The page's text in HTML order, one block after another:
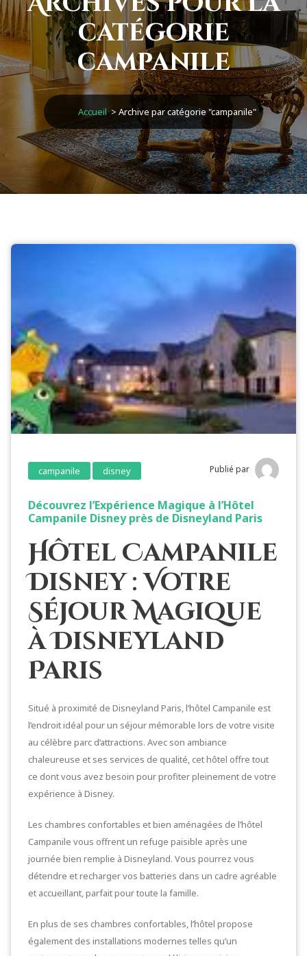
catégorie
campanile
Accueil> Archive par catégorie "campanile"
campanile disney Publié par
Découvrez l’Expérience Magique à l’Hôtel
Campanile Disney près de Disneyland Paris
Hôtel Campanile
Disney : Votre
Séjour Magique
à Disneyland
Paris
Situé à proximité de Disneyland Paris, l’hôtel Campanile est
l’endroit idéal pour un séjour mémorable lors de votre visite
au célèbre parc d’attractions. Avec son ambiance
chaleureuse et ses services de qualité, cet hôtel offre tout
ce dont vous avez besoin pour profiter pleinement de votre
expérience à Disney.
Les chambres confortables et bien aménagées de l’hôtel
Campanile vous offrent un refuge paisible après une
journée bien remplie à Disneyland. Vous pourrez vous
détendre et recharger vos batteries dans un cadre agréable
et accueillant, parfait pour toute la famille.
En plus de ses chambres confortables, l’hôtel propose
également des installations modernes telles qu’un